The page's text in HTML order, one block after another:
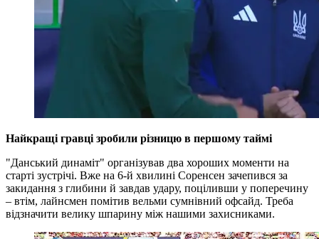
Найкращі гравці зробили різницю в першому таймі
"Данський динаміт" організував два хороших моменти на
старті зустрічі. Вже на 6-й хвилині Соренсен зачепився за
закидання з глибини й завдав удару, поціливши у поперечину
– втім, лайнсмен помітив вельми сумнівний офсайд. Треба
відзначити велику шпарину між нашими захисниками.